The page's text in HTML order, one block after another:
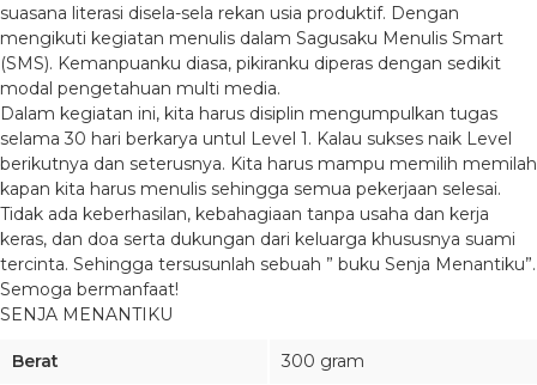
suasana literasi disela-sela rekan usia produktif. Dengan
mengikuti kegiatan menulis dalam Sagusaku Menulis Smart
(SMS). Kemanpuanku diasa, pikiranku diperas dengan sedikit
modal pengetahuan multi media.
Dalam kegiatan ini, kita harus disiplin mengumpulkan tugas
selama 30 hari berkarya untul Level 1. Kalau sukses naik Level
berikutnya dan seterusnya. Kita harus mampu memilih memilah
kapan kita harus menulis sehingga semua pekerjaan selesai.
Tidak ada keberhasilan, kebahagiaan tanpa usaha dan kerja
keras, dan doa serta dukungan dari keluarga khususnya suami
tercinta. Sehingga tersusunlah sebuah ” buku Senja Menantiku”.
Semoga bermanfaat!
SENJA MENANTIKU
Berat 300 gram